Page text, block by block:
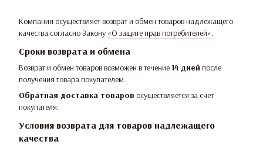
Компания осуществляет возврат и обмен товаров надлежащего
качества согласно Закону «О защите прав потребителей».
Сроки возврата и обмена
Возврат и обмен товаров возможен в течение14 дней после
получения товара покупателем.
Обратная доставка товаров осуществляется за счет
покупателя.
Условия возврата для товаров надлежащего
качества